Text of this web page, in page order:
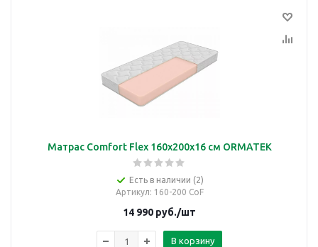
Матрас Comfort Flex 160х200х16 см ORMATEK
Есть в наличии (2)
Артикул: 160-200 CoF
14 990 руб./шт
В корзину